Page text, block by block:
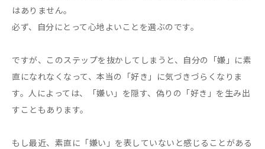
はありません。
必ず、自分にとって心地よいことを選ぶのです。
ですが、このステップを抜かしてしまうと、自分の「嫌」に素
直になれなくなって、本当の「好き」に気づきづらくなりま
す。人によっては、「嫌い」を隠す、偽りの「好き」を生み出
すこともあります。
もし最近、素直に「嫌い」を表していないと感じることがある